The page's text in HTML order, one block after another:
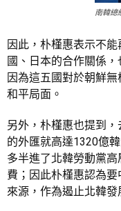
南韓總
因此，朴槿惠表示不
國、日本的合作關係
因為這五國對於朝鮮
和平局面。
另外，朴槿惠也提到
的外匯就高達1320億
多半進了北韓勞動黨
費；因此朴槿惠認為
來源，作為遏止北韓發